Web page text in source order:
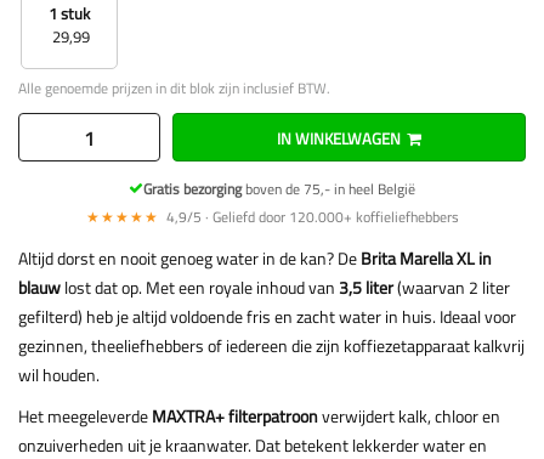
1 stuk
29,99
Alle genoemde prijzen in dit blok zijn inclusief BTW.
IN WINKELWAGEN
Gratis bezorgingboven de 75,- in heel België
★★★★★ 4,9/5 · Geliefd door 120.000+ koffieliefhebbers
Altijd dorst en nooit genoeg water in de kan? DeBrita Marella XL in
blauwlost dat op. Met een royale inhoud van 3,5 liter(waarvan 2 liter
gefilterd) heb je altijd voldoende fris en zacht water in huis. Ideaal voor
gezinnen, theeliefhebbers of iedereen die zijn koffiezetapparaat kalkvrij
wil houden.
Het meegeleverdeMAXTRA+ filterpatroonverwijdert kalk, chloor en
onzuiverheden uit je kraanwater. Dat betekent lekkerder water en